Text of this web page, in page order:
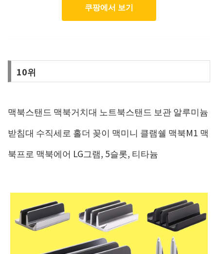
쿠팡에서 보기
10위
맥북스탠드 맥북거치대 노트북스탠드 보관 알루미늄
받침대 수직세로 홀더 꽂이 맥미니 클램쉘 맥북M1 맥
북프로 맥북에어 LG그램, 5슬롯, 티타늄